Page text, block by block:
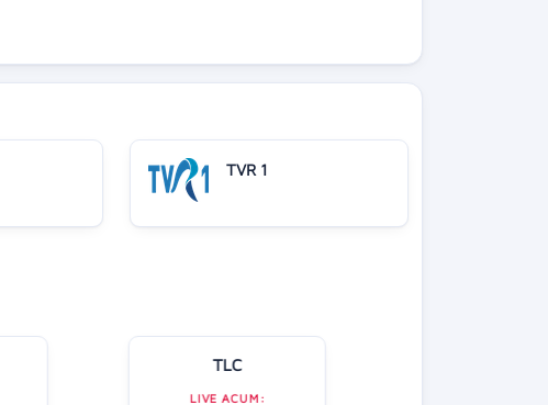
TVR 1
TLC
LIVE ACUM: